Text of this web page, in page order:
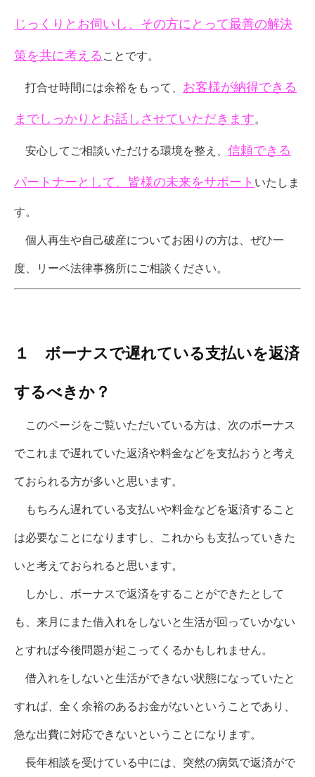
じっくりとお伺いし、その方にとって最善の解決
策を共に考える ことです。
打合せ時間には余裕をもって、 お客様が納得できる
までしっかりとお話しさせていただきます。
安心してご相談いただける環境を整え、 信頼できる
パートナーとして、皆様の未来をサポート いたしま
す。
個人再生や自己破産についてお困りの方は、ぜひ一
度、リーベ法律事務所にご相談ください。
１ ボーナスで遅れている支払いを返済
するべきか？
このページをご覧いただいている方は、次のボーナス
でこれまで遅れていた返済や料金などを支払おうと考え
ておられる方が多いと思います。
もちろん遅れている支払いや料金などを返済すること
は必要なことになりますし、これからも支払っていきた
いと考えておられると思います。
しかし、ボーナスで返済をすることができたとして
も、来月にまた借入れをしないと生活が回っていかない
とすれば今後問題が起こってくるかもしれません。
借入れをしないと生活ができない状態になっていたと
すれば、全く余裕のあるお金がないということであり、
急な出費に対応できないということになります。
長年相談を受けている中には、突然の病気で返済がで